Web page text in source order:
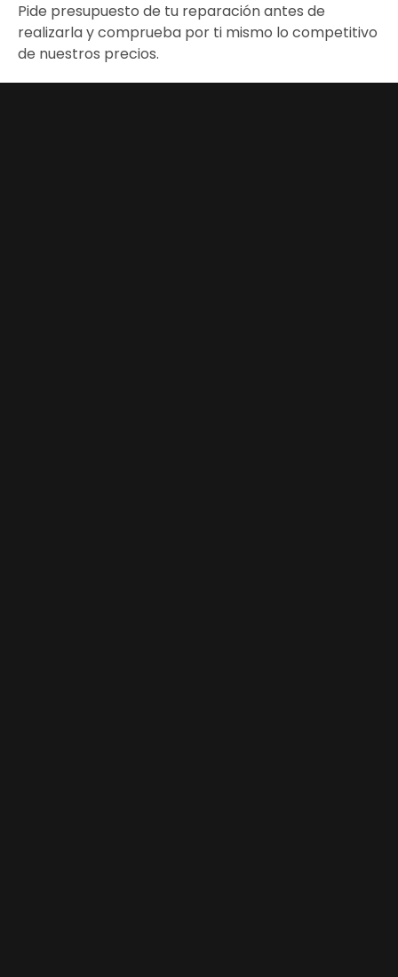
Pide presupuesto de tu reparación antes de
realizarla y comprueba por ti mismo lo competitivo
de nuestros precios.